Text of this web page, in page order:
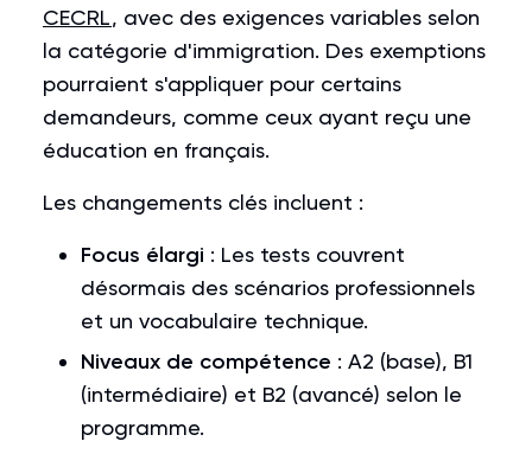
CECRL, avec des exigences variables selon
la catégorie d'immigration. Des exemptions
pourraient s'appliquer pour certains
demandeurs, comme ceux ayant reçu une
éducation en français.
Les changements clés incluent :
Focus élargi : Les tests couvrent
désormais des scénarios professionnels
et un vocabulaire technique.
Niveaux de compétence : A2 (base), B1
(intermédiaire) et B2 (avancé) selon le
programme.